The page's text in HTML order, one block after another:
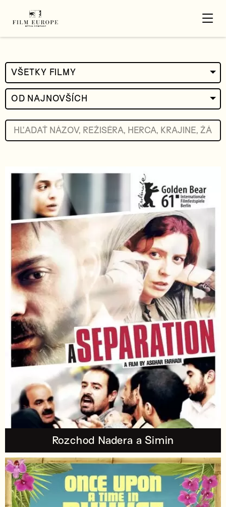
VŠETKY FILMY
OD NAJNOVŠÍCH
Rozchod Nadera a Simin